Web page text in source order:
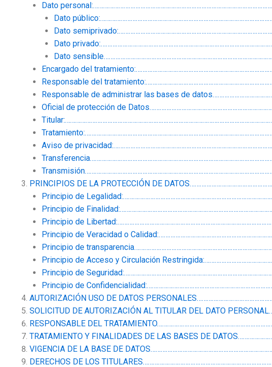
Dato
Dato
Dato
Dato
Dato
Encargado del
Responsable del
Responsable de administrar las bases de
Oficial de protección de
Aviso de
PRINCIPIOS DE LA PROTECCIÓN DE
Principio de
Principio de
Principio de
Principio de Veracidad o
Principio de
Principio de Acceso y Circulación
Principio de
Principio de
AUTORIZACIÓN USO DE DATOS
SOLICITUD DE AUTORIZACIÓN AL TITULAR DEL DATO
RESPONSABLE DEL
TRATAMIENTO Y FINALIDADES DE LAS BASES DE
VIGENCIA DE LA BASE DE
DERECHOS DE LOS